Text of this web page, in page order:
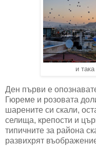
и
Ден първи е
Гюреме и розовата
шарените си скали,
селища, крепости и
типичните за района
развихрят